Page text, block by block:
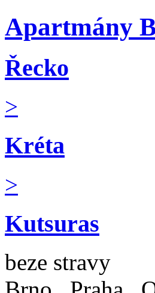
Apartmány
Řecko
>
Kréta
>
Kutsuras
beze stravy